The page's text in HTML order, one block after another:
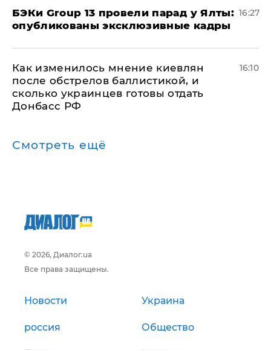
​БЭКи Group 13 провели парад у Ялты:
опубликованы эксклюзивные кадры
16:27
Как изменилось мнение киевлян
после обстрелов баллистикой, и
сколько украинцев готовы отдать
Донбасс РФ
16:10
Смотреть ещё
© 2026, Диалог.ua
Все права защищены.
Новости Украина
россия Общество